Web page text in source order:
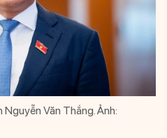
Văn Thắng. Ảnh: